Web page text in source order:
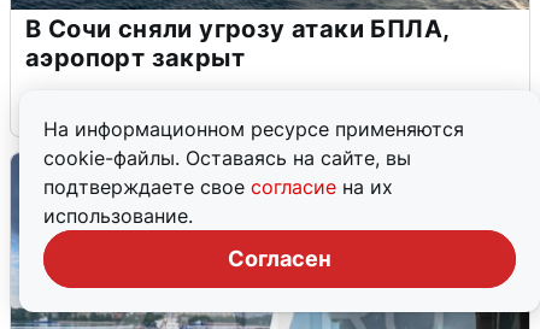
На информационном ресурсе применяются
cookie-файлы. Оставаясь на сайте, вы
подтверждаете свое согласие на их
использование.
Согласен
В Сочи сняли угрозу атаки БПЛА,
аэропорт закрыт